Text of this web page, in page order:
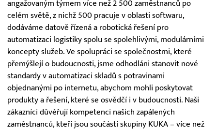
angažovaným týmem více než 2 500 zaměstnanců po
celém světě, z nichž 500 pracuje v oblasti softwaru,
dodáváme datově řízená a robotická řešení pro
automatizaci logistiky spolu se spolehlivými, modulárními
koncepty služeb. Ve spolupráci se společnostmi, které
přemýšlejí o budoucnosti, jsme odhodláni stanovit nové
standardy v automatizaci skladů s potravinami
objednanými po internetu, abychom mohli poskytovat
produkty a řešení, které se osvědčí i v budoucnosti. Naši
zákazníci důvěřují kompetenci našich zapálených
zaměstnanců, kteří jsou součástí skupiny KUKA – více než